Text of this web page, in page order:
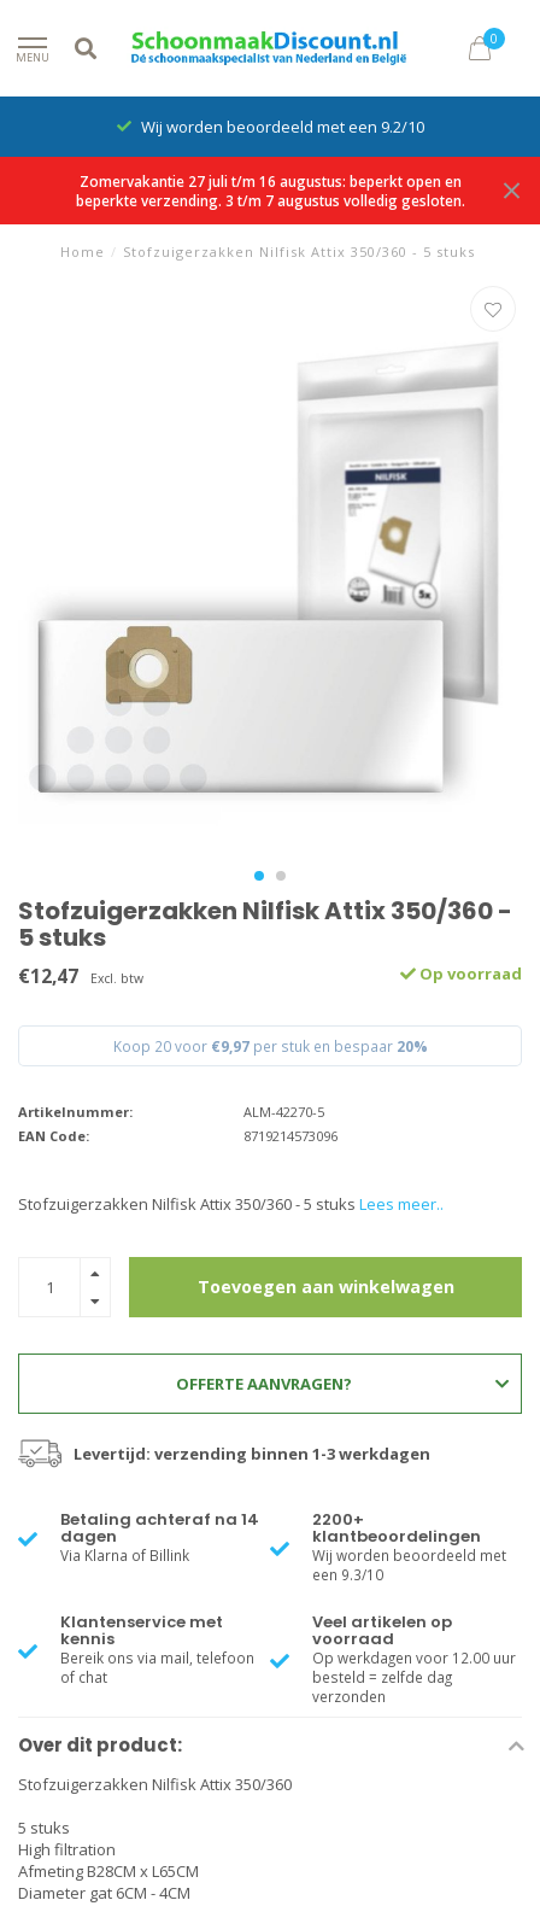
MENU
0
Wij worden beoordeeld met een 9.2/10
Zomervakantie 27 juli t/m 16 augustus: beperkt open en
beperkte verzending. 3 t/m 7 augustus volledig gesloten.
Home / Stofzuigerzakken Nilfisk Attix 350/360 - 5 stuks
Stofzuigerzakken Nilfisk Attix 350/360 -
5 stuks
€12,47 Excl. btw Op voorraad
Koop 20 voor €9,97per stuk en bespaar 20%
Artikelnummer:
ALM-42270-5
EAN Code:
8719214573096
Stofzuigerzakken Nilfisk Attix 350/360 - 5 stuks Lees meer..
Toevoegen aan winkelwagen
OFFERTE AANVRAGEN?
Levertijd: verzending binnen 1-3 werkdagen
Betaling achteraf na 14
dagen
Via Klarna of Billink
2200+
klantbeoordelingen
Wij worden beoordeeld met
een 9.3/10
Klantenservice met
kennis
Bereik ons via mail, telefoon
of chat
Veel artikelen op
voorraad
Op werkdagen voor 12.00 uur
besteld = zelfde dag
verzonden
Over dit product:
Stofzuigerzakken Nilfisk Attix 350/360
5 stuks
High filtration
Afmeting B28CM x L65CM
Diameter gat 6CM - 4CM